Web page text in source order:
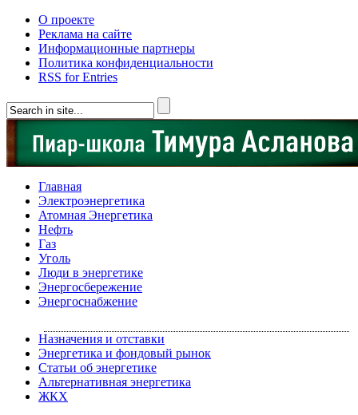
О проекте
Реклама на сайте
Информационные партнеры
Политика конфиденциальности
RSS for Entries
Главная
Электроэнергетика
Атомная Энергетика
Нефть
Газ
Уголь
Люди в энергетике
Энергосбережение
Энергоснабжение
Назначения и отставки
Энергетика и фондовый рынок
Статьи об энергетике
Альтернативная энергетика
ЖКХ